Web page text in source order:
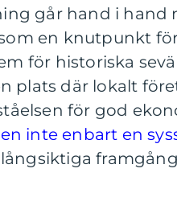
går hand i hand
en knutpunkt
för historiska
plats där lokalt
för god
inte enbart en